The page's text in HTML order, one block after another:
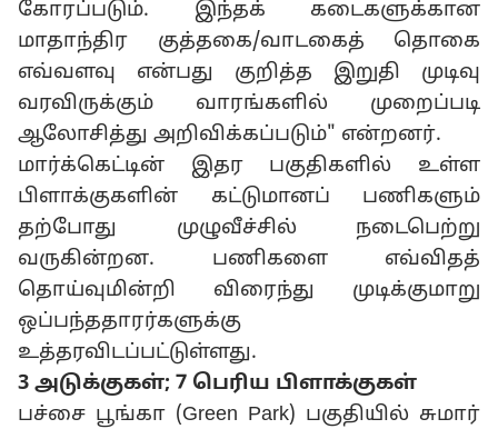
கோரப்படும். இந்தக் கடைகளுக்கான
மாதாந்திர குத்தகை/வாடகைத் தொகை
எவ்வளவு என்பது குறித்த இறுதி முடிவு
வரவிருக்கும் வாரங்களில் முறைப்படி
ஆலோசித்து அறிவிக்கப்படும்" என்றனர்.
மார்க்கெட்டின் இதர பகுதிகளில் உள்ள
பிளாக்குகளின் கட்டுமானப் பணிகளும்
தற்போது முழுவீச்சில் நடைபெற்று
வருகின்றன. பணிகளை எவ்விதத்
தொய்வுமின்றி விரைந்து முடிக்குமாறு
ஒப்பந்ததாரர்களுக்கு
உத்தரவிடப்பட்டுள்ளது.
3 அடுக்குகள்; 7 பெரிய பிளாக்குகள்
பச்சை பூங்கா (Green Park) பகுதியில் சுமார்